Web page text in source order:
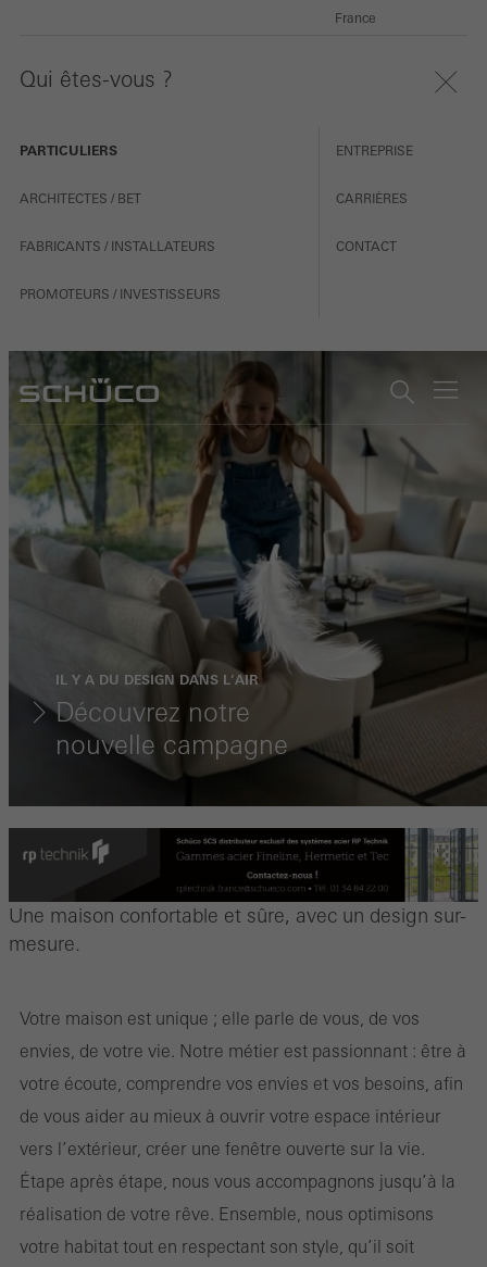
Qui êtes-vous ?
PARTICULIERS
ARCHITECTES / BET
FABRICANTS / INSTALLATEURS
PROMOTEURS / INVESTISSEURS
ENTREPRISE
CARRIÈRES
CONTACT
France
IL Y A DU DESIGN DANS L’AIR
Découvrez notre
nouvelle campagne
Une maison confortable et sûre, avec un design sur-
mesure.
Votre maison est unique ; elle parle de vous, de vos
envies, de votre vie. Notre métier est passionnant : être à
votre écoute, comprendre vos envies et vos besoins, afin
de vous aider au mieux à ouvrir votre espace intérieur
vers l’extérieur, créer une fenêtre ouverte sur la vie.
Étape après étape, nous vous accompagnons jusqu’à la
réalisation de votre rêve. Ensemble, nous optimisons
votre habitat tout en respectant son style, qu’il soit